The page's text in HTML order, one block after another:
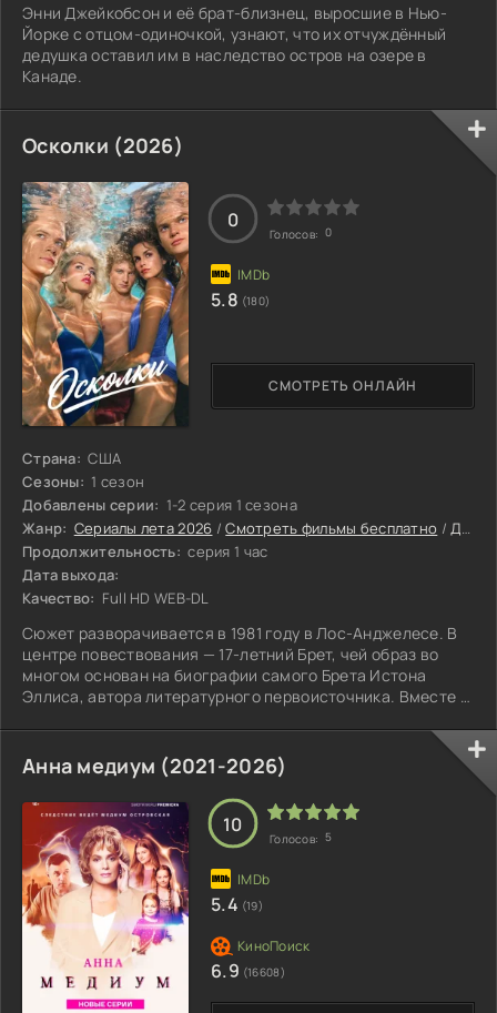
Энни Джейкобсон и её брат-близнец, выросшие в Нью-
Йорке с отцом-одиночкой, узнают, что их отчуждённый
дедушка оставил им в наследство остров на озере в
Канаде.
Осколки (2026)
Страна: США
Сезоны: 1 сезон
Добавлены серии: 1-2 серия 1 сезона
Жанр: Сериалы лета 2026 /Смотреть фильмы бесплатно /Драмы 2026
Продолжительность: серия 1 час
Дата выхода:
Качество: Full HD WEB-DL
Сюжет разворачивается в 1981 году в Лос-Анджелесе. В
центре повествования — 17-летний Брет, чей образ во
многом основан на биографии самого Брета Истона
Эллиса, автора литературного первоисточника. Вместе с
Бакли он ведёт типичное для золотой молодёжи
существование: шумные вечеринки, светские сборища,
рассуждения о карьерных перспективах и планах на
будущее.
СМОТРЕТЬ ОНЛАЙН
0
Голосов: 0
5.8 (180)
Анна медиум (2021-2026)
10
Голосов: 5
5.4 (19)
6.9 (16608)